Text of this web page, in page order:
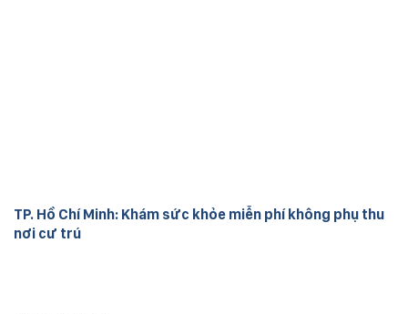
TP. Hồ Chí Minh: Khám sức khỏe miễn phí không phụ thu
nơi cư trú